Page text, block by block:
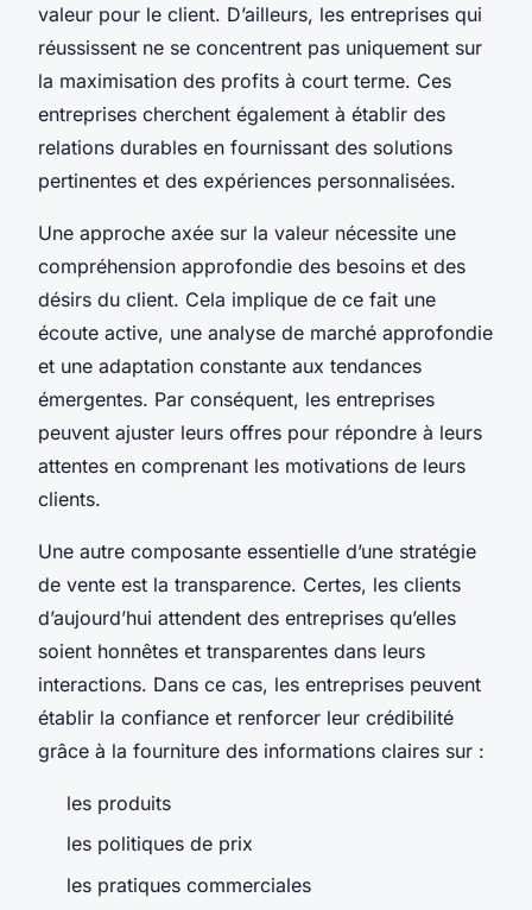
valeur pour le client. D’ailleurs, les entreprises qui
réussissent ne se concentrent pas uniquement sur
la maximisation des profits à court terme. Ces
entreprises cherchent également à établir des
relations durables en fournissant des solutions
pertinentes et des expériences personnalisées.
Une approche axée sur la valeur nécessite une
compréhension approfondie des besoins et des
désirs du client. Cela implique de ce fait une
écoute active, une analyse de marché approfondie
et une adaptation constante aux tendances
émergentes. Par conséquent, les entreprises
peuvent ajuster leurs offres pour répondre à leurs
attentes en comprenant les motivations de leurs
clients.
Une autre composante essentielle d’une stratégie
de vente est la transparence. Certes, les clients
d’aujourd’hui attendent des entreprises qu’elles
soient honnêtes et transparentes dans leurs
interactions. Dans ce cas, les entreprises peuvent
établir la confiance et renforcer leur crédibilité
grâce à la fourniture des informations claires sur :
les produits
les politiques de prix
les pratiques commerciales